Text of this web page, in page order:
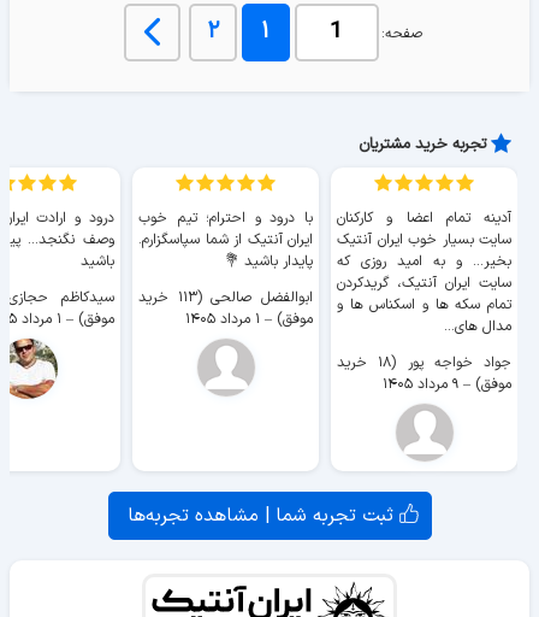
صفحه: ۱ ۲
تجربه خرید مشتریان
آدینه تمام اعضا و کارکنان
سایت بسیار خوب ايران آنتیک
بخیر... و به امید روزی که
سایت ايران آنتیک، گریدکردن
تمام سکه ها و اسکناس ها و
مدال های...
جواد خواجه پور (۱۸ خرید
موفق) – ۹ مرداد ۱۴۰۵
با درود و احترام؛ تیم خوب
ایران آنتیک از شما سپاسگزارم.
پایدار باشید 💐
ابوالفضل صالحی (۱۱۳ خرید
موفق) – ۱ مرداد ۱۴۰۵
درود و ارادت
وصف نگنجد...
باشید
موفق) – ۱ مرداد ۱۴۰۵
ثبت تجربه شما | مشاهده تجربه‌ها